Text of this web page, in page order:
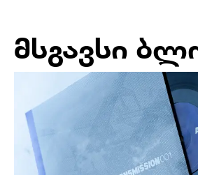
მსგავსი